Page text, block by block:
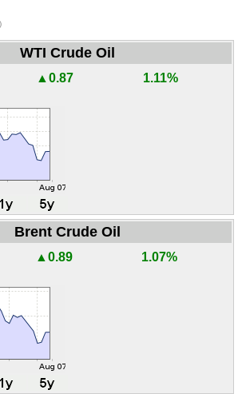
WTI Crude Oil
▲0.87 1.11%
Brent Crude Oil
▲0.89 1.07%